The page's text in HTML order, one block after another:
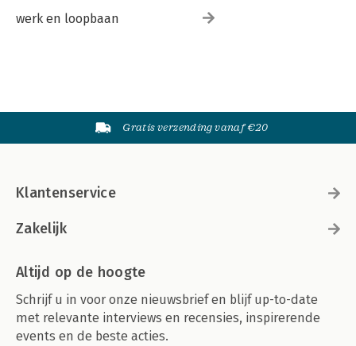
werk en loopbaan
Gratis verzending vanaf €20
Klantenservice
Zakelijk
Altijd op de hoogte
Schrijf u in voor onze nieuwsbrief en blijf up-to-date
met relevante interviews en recensies, inspirerende
events en de beste acties.